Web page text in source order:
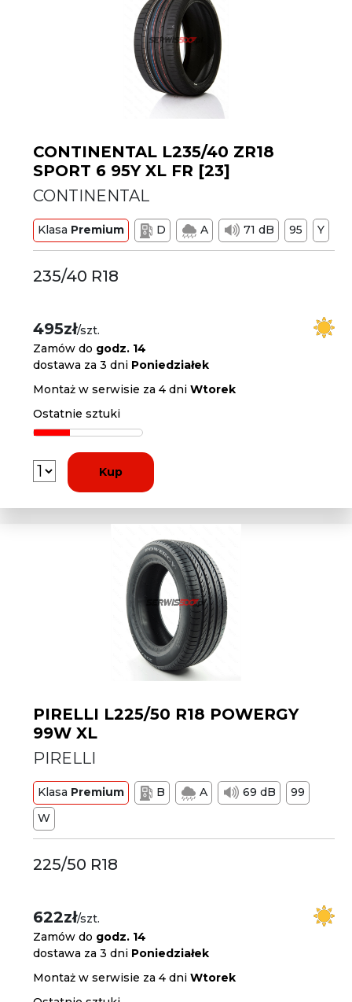
CONTINENTAL L235/40 ZR18
SPORT 6 95Y XL FR [23]
CONTINENTAL
Klasa Premium D A 71 dB 95 Y
235/40 R18
495zł/szt.
Zamów do godz. 14
dostawa za 3 dni Poniedziałek
Montaż w serwisie za 4 dniWtorek
Ostatnie sztuki
Kup
PIRELLI L225/50 R18 POWERGY
99W XL
PIRELLI
Klasa Premium B A 69 dB
99
W
225/50 R18
622zł/szt.
Zamów do godz. 14
dostawa za 3 dni Poniedziałek
Montaż w serwisie za 4 dniWtorek